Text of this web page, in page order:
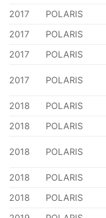
2017
POLARIS
2017
POLARIS
2017
POLARIS
2017 POLARIS
2018 POLARIS
2018
POLARIS
2018 POLARIS
2018 POLARIS
2018
POLARIS